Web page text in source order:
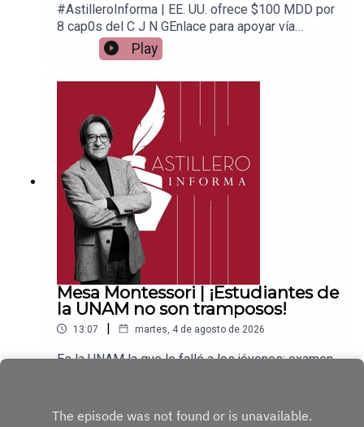
#AstilleroInforma | EE. UU. ofrece $100 MDD por
8 cap0s del C J N GEnlace para apoyar vía
Patreon:https://www.patreon.com/julioastilleroEnl
ace para hacer donaciones vía
a para hacer transferencias a cuenta BBVA a
nombre de Julio Hernández López:
1539408017CLABE: 012 320 01539408017
2Tienda:https://julioastillerotienda.com/
Play
Mesa Montessori | ¡Estudiantes de
la UNAM no son tramposos!
13:07 | martes, 4 de agosto de 2026
Es la UNAM la que le falló a los jóvenes: examen,
Patreon:https://www.patreon.com/julioastilleroEnl